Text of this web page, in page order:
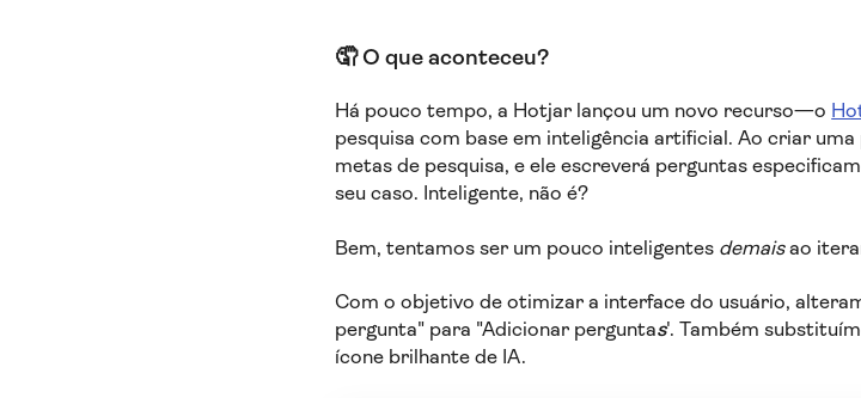
🤦‍ O que aconteceu?
Há pouco tempo, a Hotjar lançou um novo recurso—o
pesquisa com base em inteligência artificial. Ao criar
metas de pesquisa, e ele escreverá perguntas
seu caso. Inteligente, não é?
Bem, tentamos ser um pouco inteligentes demaisao
Com o objetivo de otimizar a interface do usuário,
pergunta" para "Adicionar perguntas'. Também
ícone brilhante de IA.